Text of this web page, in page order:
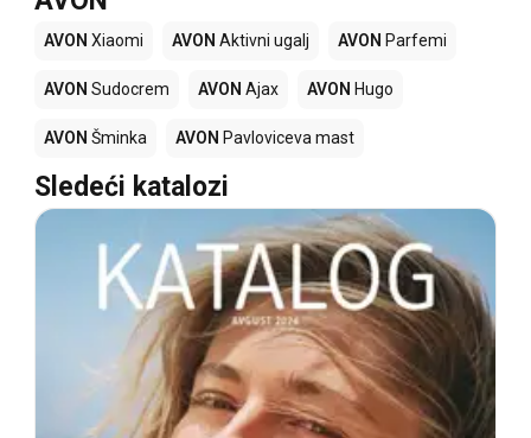
AVON Xiaomi AVON Aktivni ugalj AVON Parfemi
AVON Sudocrem AVON Ajax AVON Hugo
AVON Šminka AVON Pavloviceva mast
Sledeći katalozi